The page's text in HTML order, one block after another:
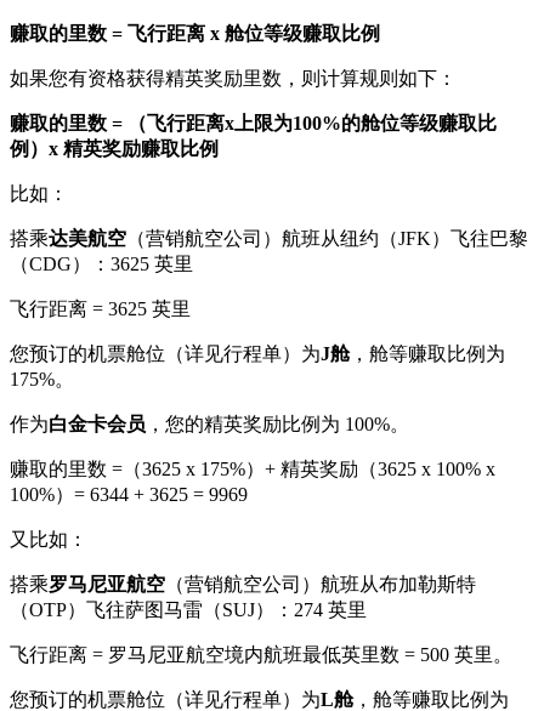
赚取的里数 = 飞行距离 x 舱位等级赚取比例
如果您有资格获得精英奖励里数，则计算规则如下：
赚取的里数 = （飞行距离x上限为100%的舱位等级赚取比
例）x 精英奖励赚取比例
比如：
搭乘达美航空 （营销航空公司）航班从纽约（JFK）飞往巴黎
（CDG）：3625 英里
飞行距离 = 3625 英里
您预订的机票舱位（详见行程单）为J舱，舱等赚取比例为
175%。
作为白金卡会员 ，您的精英奖励比例为 100%。
赚取的里数 =（3625 x 175%）+ 精英奖励（3625 x 100% x
100%）= 6344 + 3625 = 9969
又比如：
搭乘罗马尼亚航空 （营销航空公司）航班从布加勒斯特
（OTP）飞往萨图马雷（SUJ）：274 英里
飞行距离 = 罗马尼亚航空境内航班最低英里数 = 500 英里。
您预订的机票舱位（详见行程单）为L舱，舱等赚取比例为